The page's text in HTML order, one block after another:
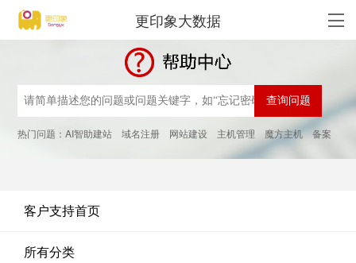
更印象大数据
热门问题：AI智助建站 域名注册 网站建设 主机管理 魔方主机 备案
客户支持首页
所有分类